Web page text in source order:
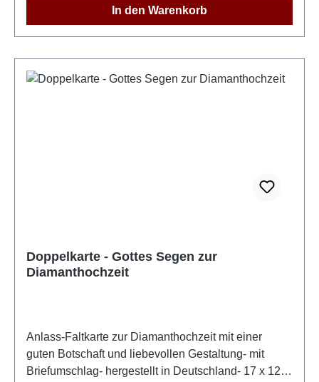
In den Warenkorb
Doppelkarte - Gottes Segen zur
Diamanthochzeit
Anlass-Faltkarte zur Diamanthochzeit mit einer
guten Botschaft und liebevollen Gestaltung- mit
Briefumschlag- hergestellt in Deutschland- 17 x 12